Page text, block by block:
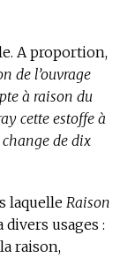
A proportion,
de l’ouvrage
à raison du
cette estoffe à
de dix
laquelle Raison
usages :
raison,